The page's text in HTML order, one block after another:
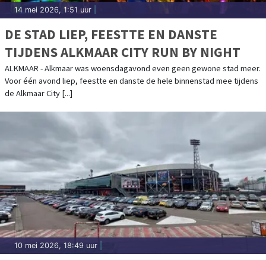
14 mei 2026, 1:51 uur
DE STAD LIEP, FEESTTE EN DANSTE
TIJDENS ALKMAAR CITY RUN BY NIGHT
ALKMAAR - Alkmaar was woensdagavond even geen gewone stad meer.
Voor één avond liep, feestte en danste de hele binnenstad mee tijdens
de Alkmaar City [...]
10 mei 2026, 18:49 uur